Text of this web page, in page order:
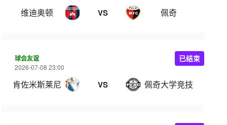
维迪奥顿 VS 佩奇
球会友谊
2026-07-08 23:00
肯佐米斯莱尼 VS 佩奇大学竞技
已结束